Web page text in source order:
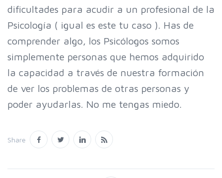
dificultades para acudir a un profesional de la
Psicología ( igual es este tu caso ). Has de
comprender algo, los Psicólogos somos
simplemente personas que hemos adquirido
la capacidad a través de nuestra formación
de ver los problemas de otras personas y
poder ayudarlas. No me tengas miedo.
Share